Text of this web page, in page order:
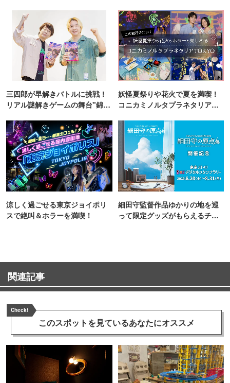
三四郎が早解きバトルに挑戦！
リアル謎解きゲームの舞台"錦糸
妖怪夏祭りや花火で夏を満喫！
コニカミノルタプラネタリア
涼しく過ごせる東京ジョイポリ
スで絶叫＆ホラーを満喫！
細田守監督作品ゆかりの地を巡
って限定グッズがもらえるチャ
関連記事
Check!
このスポットを見ているあなたにオススメ